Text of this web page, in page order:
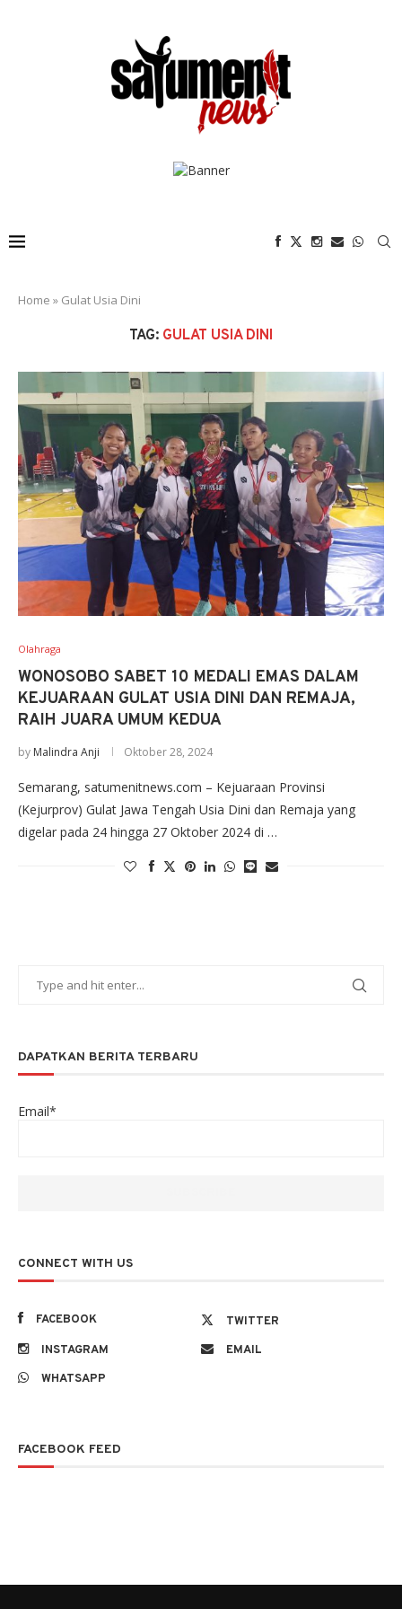
Home » Gulat Usia Dini
TAG: GULAT USIA DINI
Olahraga
WONOSOBO SABET 10 MEDALI EMAS DALAM
KEJUARAAN GULAT USIA DINI DAN REMAJA,
RAIH JUARA UMUM KEDUA
by Malindra Anji Oktober 28, 2024
Semarang, satumenitnews.com – Kejuaraan Provinsi
(Kejurprov) Gulat Jawa Tengah Usia Dini dan Remaja yang
digelar pada 24 hingga 27 Oktober 2024 di …
DAPATKAN BERITA TERBARU
Email*
CONNECT WITH US
FACEBOOK
TWITTER
INSTAGRAM
EMAIL
WHATSAPP
FACEBOOK FEED